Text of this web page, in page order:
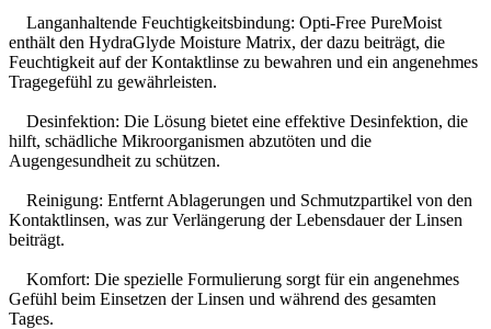
Langanhaltende Feuchtigkeitsbindung: Opti-Free PureMoist
enthält den HydraGlyde Moisture Matrix, der dazu beiträgt, die
Feuchtigkeit auf der Kontaktlinse zu bewahren und ein angenehmes
Tragegefühl zu gewährleisten.
Desinfektion: Die Lösung bietet eine effektive Desinfektion, die
hilft, schädliche Mikroorganismen abzutöten und die
Augengesundheit zu schützen.
Reinigung: Entfernt Ablagerungen und Schmutzpartikel von den
Kontaktlinsen, was zur Verlängerung der Lebensdauer der Linsen
beiträgt.
Komfort: Die spezielle Formulierung sorgt für ein angenehmes
Gefühl beim Einsetzen der Linsen und während des gesamten
Tages.